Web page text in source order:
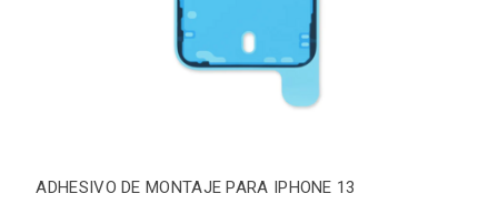
ADHESIVO DE MONTAJE PARA IPHONE 13